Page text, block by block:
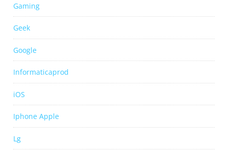
Gaming
Geek
Google
Informaticaprod
iOS
Iphone Apple
Lg